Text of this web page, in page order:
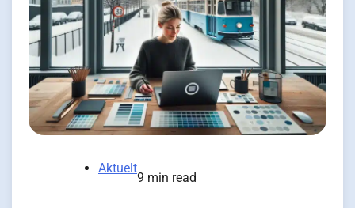
Aktuelt
9 min read